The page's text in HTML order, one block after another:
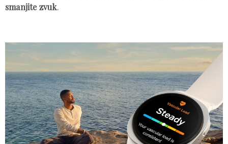
smanjite zvuk.